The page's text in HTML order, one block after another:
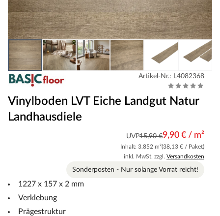
Artikel-Nr.: L4082368
Vinylboden LVT Eiche Landgut Natur
Landhausdiele
UVP15,90 €9,90 € / m²
Inhalt: 3.852 m²(38,13 € / Paket)
inkl. MwSt. zzgl. Versandkosten
Sonderposten - Nur solange Vorrat reicht!
1227 x 157 x 2 mm
Verklebung
Prägestruktur